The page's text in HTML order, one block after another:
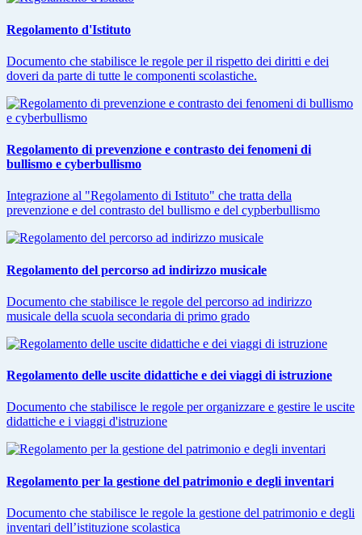
Regolamento d'Istituto
Documento che stabilisce le regole per il rispetto dei diritti e dei
doveri da parte di tutte le componenti scolastiche.
Regolamento di prevenzione e contrasto dei fenomeni di
bullismo e cyberbullismo
Integrazione al "Regolamento di Istituto" che tratta della
prevenzione e del contrasto del bullismo e del cypberbullismo
Regolamento del percorso ad indirizzo musicale
Documento che stabilisce le regole del percorso ad indirizzo
musicale della scuola secondaria di primo grado
Regolamento delle uscite didattiche e dei viaggi di istruzione
Documento che stabilisce le regole per organizzare e gestire le uscite
didattiche e i viaggi d'istruzione
Regolamento per la gestione del patrimonio e degli inventari
Documento che stabilisce le regole la gestione del patrimonio e degli
inventari dell’istituzione scolastica